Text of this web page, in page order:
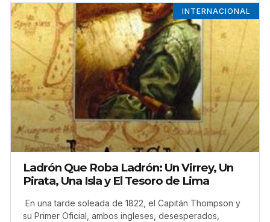
INTERNACIONAL
Ladrón Que Roba Ladrón: Un Virrey, Un
Pirata, Una Isla y El Tesoro de Lima
En una tarde soleada de 1822, el Capitán Thompson y
su Primer Oficial, ambos ingleses, desesperados,